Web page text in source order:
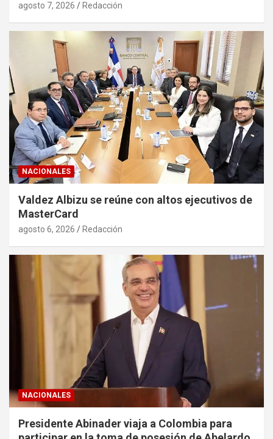
agosto 7, 2026 Redacción
NACIONALES
Valdez Albizu se reúne con altos ejecutivos de
MasterCard
agosto 6, 2026 Redacción
NACIONALES
Presidente Abinader viaja a Colombia para